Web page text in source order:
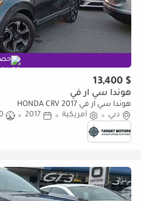
$ 13,400
هوندا سي آر في
هوندا سي آر في HONDA CRV 2017
دبي
أمريكية 2017